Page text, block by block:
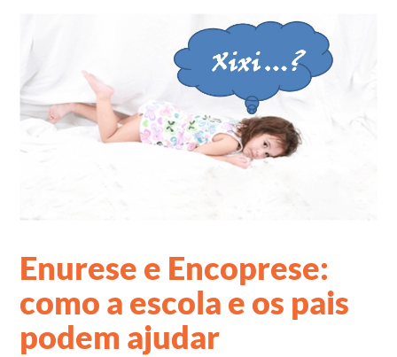
Enurese e Encoprese:
como a escola e os pais
podem ajudar